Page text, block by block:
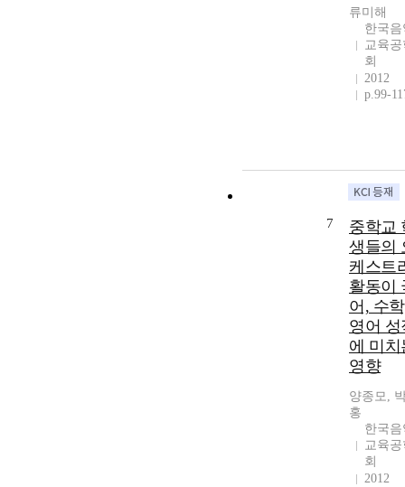
류미해
한국음
교육공
회
2012
p.99-
7
중학교
생들의
케스트
활동이
어, 수
영어 성
에 미치
영향
양종모,
홍
한국음
교육공
회
2012